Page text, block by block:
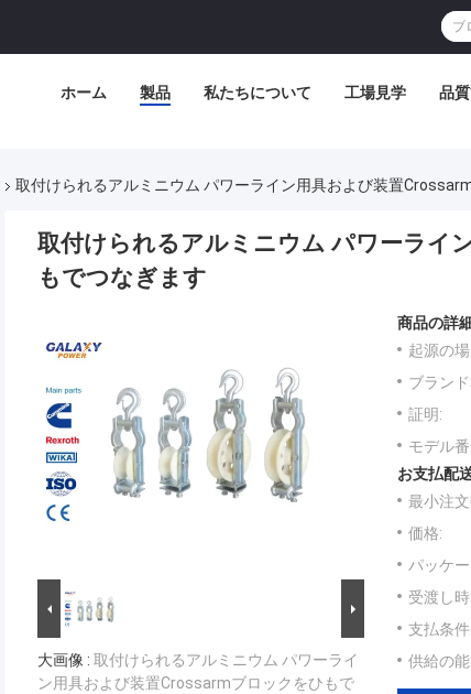
ホーム 製品 私たちについて 工場見学 品
取付けられるアルミニウム パワーライン用具および装置
取付けられるアルミニウム パワーライ
もでつなぎます
大画像 : 取付けられるアルミニウム パワーライ
ン用具および装置Crossarmブロックをひもで
商品の詳
起源の
ブラン
証明:
モデル
お支払配
最小注
価格:
パッケ
受渡し
支払条件:
供給の